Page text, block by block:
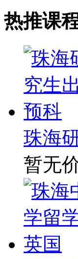
热推课
珠海
暂无